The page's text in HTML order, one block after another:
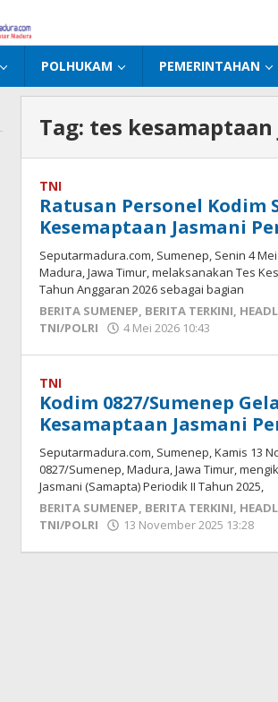
POLHUKAM PEMERINTAHAN
Tag: tes
TNI
Ratusan Personel Kodim
Kesemaptaan Jasmani
Seputarmadura.com, Sumenep, Senin 4
Madura, Jawa Timur, melaksanakan Tes
Tahun Anggaran 2026 sebagai bagian
BERITA SUMENEP, BERITA TERKINI,
TNI/POLRI
4 Mei 2026 10:43
TNI
Kodim 0827/Sumenep
Kesamaptaan Jasmani
Seputarmadura.com, Sumenep, Kamis 13
0827/Sumenep, Madura, Jawa Timur,
Jasmani (Samapta) Periodik II Tahun 2025,
BERITA SUMENEP, BERITA TERKINI,
TNI/POLRI
13 November 2025 13:28